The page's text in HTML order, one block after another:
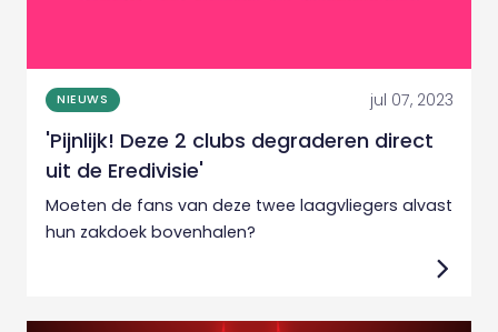
NIEUWS jul 07, 2023
'Pijnlijk! Deze 2 clubs degraderen direct
uit de Eredivisie'
Moeten de fans van deze twee laagvliegers alvast
hun zakdoek bovenhalen?